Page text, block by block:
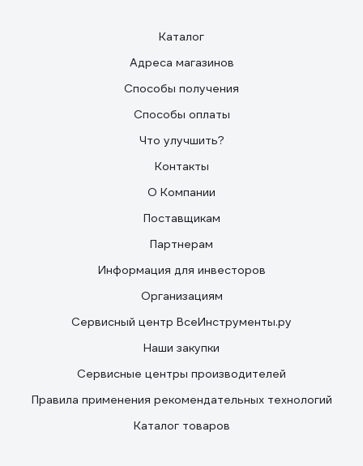
Каталог
Адреса магазинов
Способы получения
Способы оплаты
Что улучшить?
Контакты
О Компании
Поставщикам
Партнерам
Информация для инвесторов
Организациям
Сервисный центр ВсеИнструменты.ру
Наши закупки
Сервисные центры производителей
Правила применения рекомендательных технологий
Каталог товаров